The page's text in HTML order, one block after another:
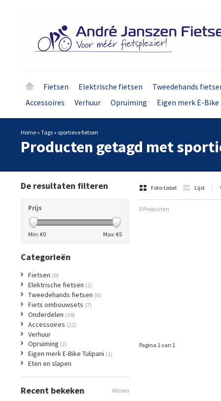
Fietsen Elektrische fietsen
Tweedehands
Accessoires
Verhuur Opruiming Eigen merk E-
Home » Tags » sportieve fietsen
Producten getagd met
Foto-tabel Lijst
0 Producten
Pagina 1 van 1
De resultaten filteren
Prijs
Min: €0 Max: €5
Categorieën
Fietsen (0)
Elektrische fietsen (2)
Tweedehands fietsen (6)
Fiets ombouwsets (7)
Onderdelen (38)
Accessoires (22)
Verhuur
Opruiming (2)
Eigen merk E-Bike Tulipani (1)
Eten en slapen
Recent bekeken Wissen